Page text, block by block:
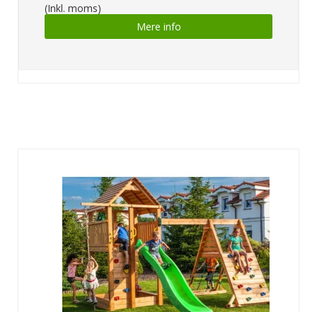
(Inkl. moms)
Mere info